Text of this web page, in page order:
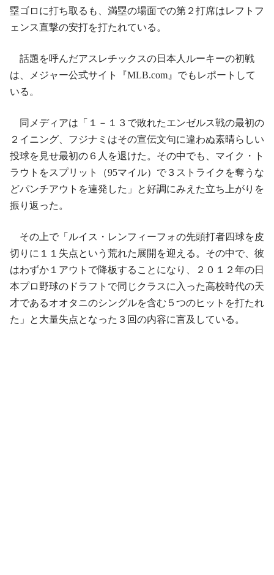
塁ゴロに打ち取るも、満塁の場面での第２打席はレフトフ
ェンス直撃の安打を打たれている。
話題を呼んだアスレチックスの日本人ルーキーの初戦
は、メジャー公式サイト『MLB.com』でもレポートして
いる。
同メディアは「１－１３で敗れたエンゼルス戦の最初の
２イニング、フジナミはその宣伝文句に違わぬ素晴らしい
投球を見せ最初の６人を退けた。その中でも、マイク・ト
ラウトをスプリット（95マイル）で３ストライクを奪うな
どパンチアウトを連発した」と好調にみえた立ち上がりを
振り返った。
その上で「ルイス・レンフィーフォの先頭打者四球を皮
切りに１１失点という荒れた展開を迎える。その中で、彼
はわずか１アウトで降板することになり、２０１２年の日
本プロ野球のドラフトで同じクラスに入った高校時代の天
才であるオオタニのシングルを含む５つのヒットを打たれ
た」と大量失点となった３回の内容に言及している。